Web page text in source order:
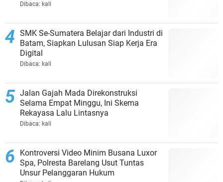
Dibaca: kali
SMK Se-Sumatera Belajar dari Industri di
Batam, Siapkan Lulusan Siap Kerja Era
Digital
Dibaca: kali
Jalan Gajah Mada Direkonstruksi
Selama Empat Minggu, Ini Skema
Rekayasa Lalu Lintasnya
Dibaca: kali
Kontroversi Video Minim Busana Luxor
Spa, Polresta Barelang Usut Tuntas
Unsur Pelanggaran Hukum